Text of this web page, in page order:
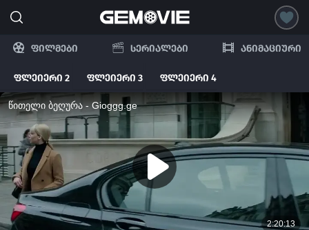
ფილმები სერიალები ანიმაციური
ფლეიერი 2 ფლეიერი 3 ფლეიერი 4